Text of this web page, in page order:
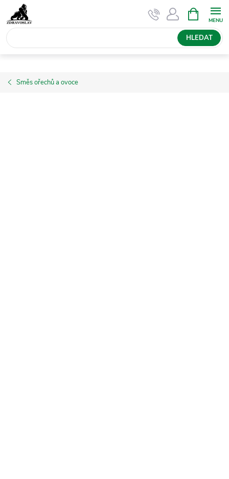
na
obsah
HLEDAT
NÁKUPNÍ
KOŠÍK
Směs ořechů a ovoce